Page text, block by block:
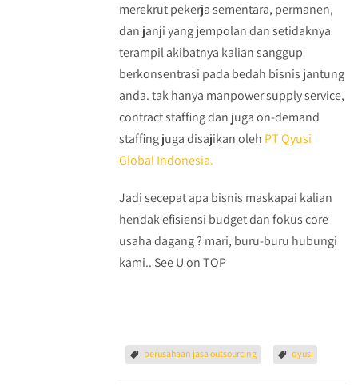
merekrut pekerja sementara, permanen,
dan janji yang jempolan dan setidaknya
terampil akibatnya kalian sanggup
berkonsentrasi pada bedah bisnis jantung
anda. tak hanya manpower supply service,
contract staffing dan juga on-demand
staffing juga disajikan oleh PT Qyusi
Global Indonesia.
Jadi secepat apa bisnis maskapai kalian
hendak efisiensi budget dan fokus core
usaha dagang ? mari, buru-buru hubungi
kami.. See U on TOP
perusahaan jasa outsourcing qyusi